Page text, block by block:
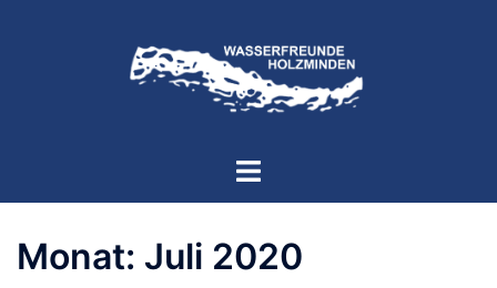
Menü
Monat: Juli 2020